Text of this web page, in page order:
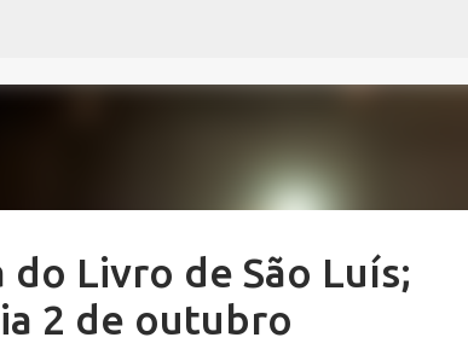
Livro de São Luís;
2 de outubro